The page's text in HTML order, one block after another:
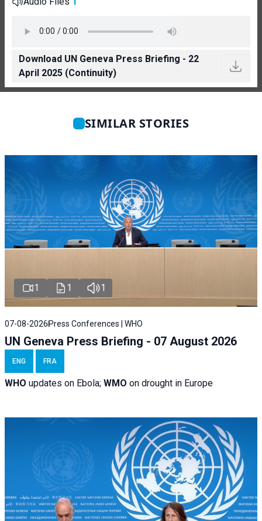
Download UN Geneva Press Briefing - 22
April 2025 (Continuity)
SIMILAR STORIES
1 1 1
07-08-2026 Press Conferences | WHO
UN Geneva Press Briefing - 07 August 2026
ENG FRA
WHO updates on Ebola; WMO on drought in Europe